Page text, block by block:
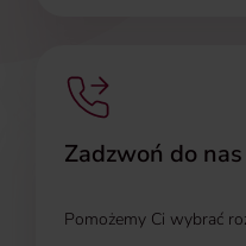
Zadzwoń do nas
Pomożemy Ci wybrać